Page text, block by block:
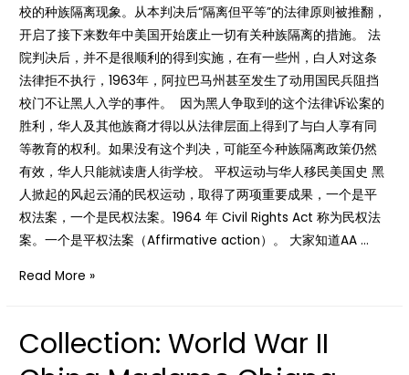
校的种族隔离现象。从本判决后“隔离但平等”的法律原则被推翻，
开启了接下来数年中美国开始废止一切有关种族隔离的措施。 法
院判决后，并不是很顺利的得到实施，在有一些州，白人对这条
法律拒不执行，1963年，阿拉巴马州甚至发生了动用国民兵阻挡
校门不让黑人入学的事件。 因为黑人争取到的这个法律诉讼案的
胜利，华人及其他族裔才得以从法律层面上得到了与白人享有同
等教育的权利。如果没有这个判决，可能至今种族隔离政策仍然
有效，华人只能就读唐人街学校。 平权运动与华人移民美国史 黑
人掀起的风起云涌的民权运动，取得了两项重要成果，一个是平
权法案，一个是民权法案。1964 年 Civil Rights Act 称为民权法
案。一个是平权法案（Affirmative action）。 大家知道AA …
News
平
权
Read More »
Collection: World War II